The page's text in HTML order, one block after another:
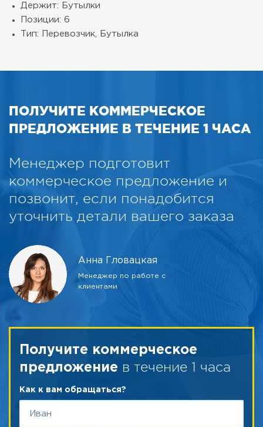
Держит: Бутылки
Позиции: 6
Тип: Перевозчик, Бутылка
ПОЛУЧИТЕ КОММЕРЧЕСКОЕ
ПРЕДЛОЖЕНИЕ В ТЕЧЕНИЕ 1 ЧАСА
Менеджер подготовит
коммерческое предложение и
позвонит, если понадобится
уточнить детали вашего заказа
Анна Гловацкая
Менеджер по работе с
клиентами
Получите коммерческое
предложение в течение 1 часа
Как к вам обращаться?